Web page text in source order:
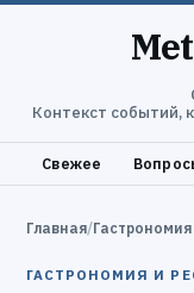
Контекст событий,
Свежее
Главная/
ГАСТРОНОМИЯ И